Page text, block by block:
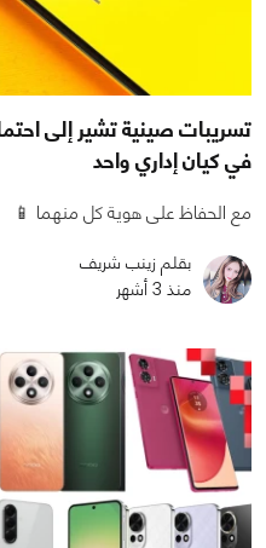
في كيان إداري واحد
مع الحفاظ على هوية كل منهما 📱
بقلم زينب شريف
منذ 3 أشهر